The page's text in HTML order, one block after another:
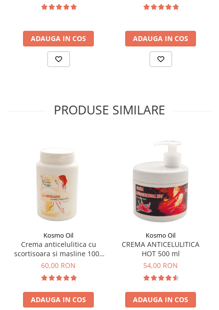
ADAUGA IN COS ADAUGA IN COS
PRODUSE SIMILARE
Kosmo Oil
Crema anticelulitica cu
scortisoara si masline 1000
ml
60,00 RON
ADAUGA IN COS
Kosmo Oil
CREMA ANTICELULITICA
HOT 500 ml
54,00 RON
ADAUGA IN COS